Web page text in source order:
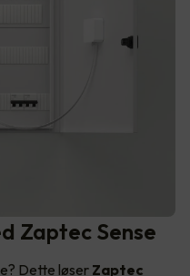
Zaptec Sense
Dette løser Zaptec